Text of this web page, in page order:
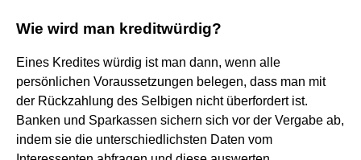
Wie wird man kreditwürdig?
Eines Kredites würdig ist man dann, wenn alle
persönlichen Voraussetzungen belegen, dass man mit
der Rückzahlung des Selbigen nicht überfordert ist.
Banken und Sparkassen sichern sich vor der Vergabe ab,
indem sie die unterschiedlichsten Daten vom